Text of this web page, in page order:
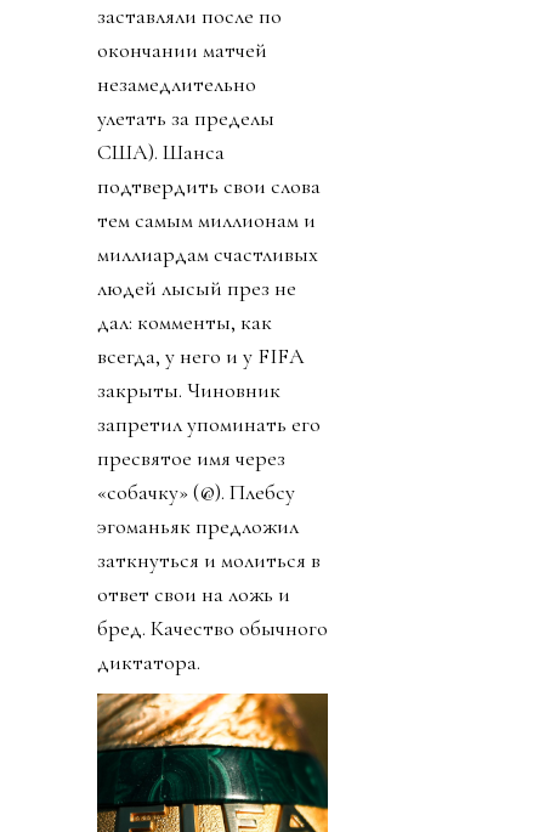
заставляли после по
окончании матчей
незамедлительно
улетать за пределы
США). Шанса
подтвердить свои слова
тем самым миллионам и
миллиардам счастливых
людей лысый през не
дал: комменты, как
всегда, у него и у FIFA
закрыты. Чиновник
запретил упоминать его
пресвятое имя через
«собачку» (@). Плебсу
эгоманьяк предложил
заткнуться и молиться в
ответ свои на ложь и
бред. Качество обычного
диктатора.